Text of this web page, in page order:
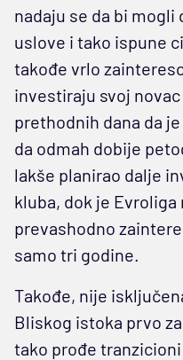
nadaju se da bi
uslove i tako ispune
takođe vrlo
investiraju svoj
prethodnih dana da
da odmah dobije
lakše planirao dalje
kluba, dok je Evroliga
prevashodno
samo tri godine.
Takođe, nije
Bliskog istoka prvo
tako prođe